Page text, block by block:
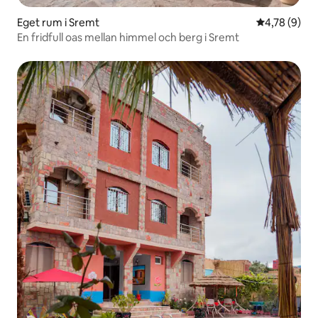
Eget rum i Sremt 4,78 av 5 i
4,78 (9)
En fridfull oas mellan himmel och berg i Sremt